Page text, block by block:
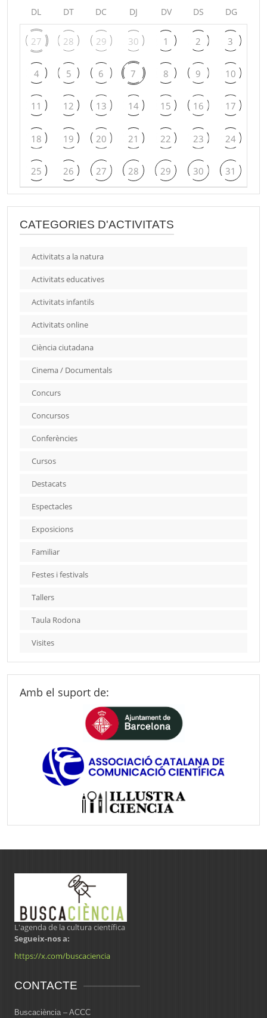
DL DT DC DJ DV DS DG
27 28 29 30 1 2 3
4 5 6 7 8 9 10
11 12 13 14 15 16 17
18 19 20 21 22 23 24
25 26 27 28 29 30 31
CATEGORIES D'ACTIVITATS
Activitats a la natura
Activitats educatives
Activitats infantils
Activitats online
Ciència ciutadana
Cinema / Documentals
Concurs
Concursos
Conferències
Cursos
Destacats
Espectacles
Exposicions
Familiar
Festes i festivals
Tallers
Taula Rodona
Visites
Amb el suport de:
L'agenda de la cultura científica
Segueix-nos a:
https://x.com/buscaciencia
CONTACTE
Buscaciència – ACCC